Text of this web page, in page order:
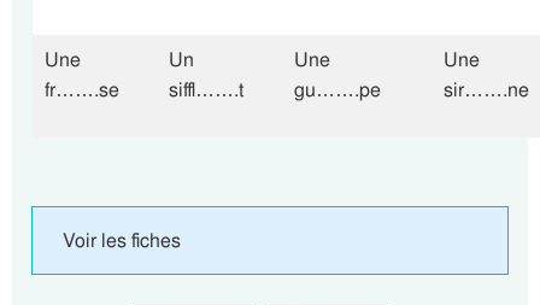
Une
fr…….se
Un
siffl…….t
Une
gu…….pe
Une
sir…….ne
Voir les fiches